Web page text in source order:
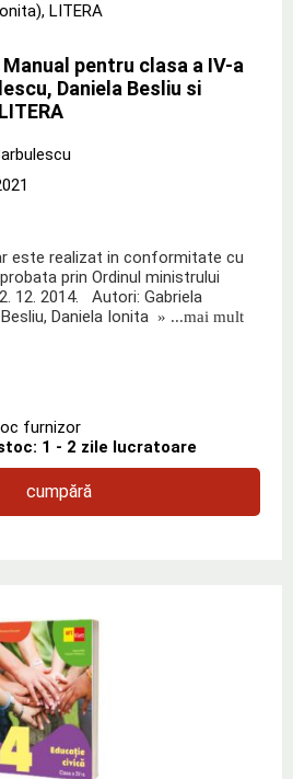
pentru clasa a IV-a
Daniela Besliu si
este realizat in conformitate cu
prin Ordinul ministrului
12. 2014. Autori: Gabriela
Daniela Ionita » ...mai mult
furnizor
1 - 2 zile lucratoare
cumpără